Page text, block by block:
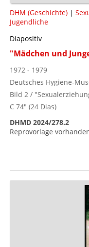
DHM (Geschichte) |
Jugendliche
Diapositiv
"Mädchen und
1972 - 1979
Deutsches Hygiene-
Bild 2 /
C 74" (24 Dias)
DHMD 2024/278.2
Reprovorlage